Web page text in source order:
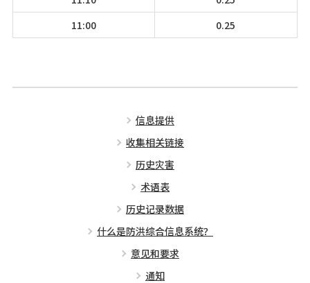
11:00
0.25
信息提供
收集相关链接
历史灾害
术语表
历史记录数据
什么是防洪综合信息系统？
意见和要求
通知